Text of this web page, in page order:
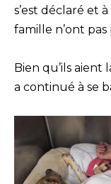
s’est déclaré et
famille n’ont
Bien qu’ils aient
a continué à se